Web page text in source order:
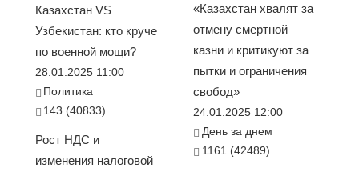
Казахстан VS
Узбекистан: кто круче
по военной мощи?
28.01.2025 11:00
Политика
143 (40833)
Рост НДС и
изменения налоговой
«Казахстан хвалят за
отмену смертной
казни и критикуют за
пытки и ограничения
свобод»
24.01.2025 12:00
День за днем
1161 (42489)